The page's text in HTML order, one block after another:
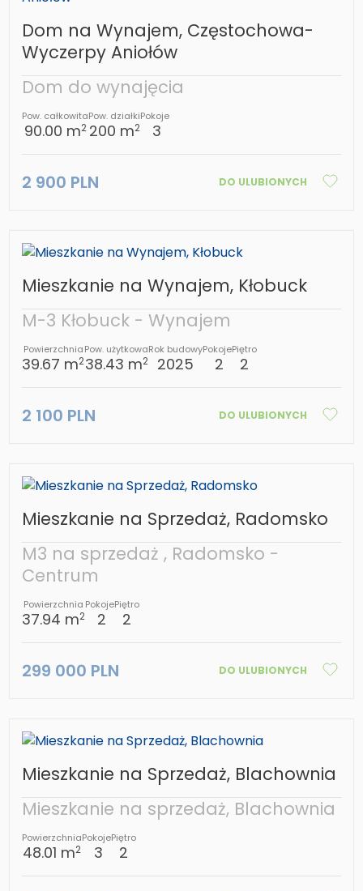
Dom na Wynajem, Częstochowa-
Wyczerpy Aniołów
Dom do wynajęcia
Pow. całkowita
90.00 m2
Pow. działki
200 m2
Pokoje
3
2 900 PLN DO ULUBIONYCH
Mieszkanie na Wynajem, Kłobuck
M-3 Kłobuck - Wynajem
Powierzchnia
39.67 m2
Pow. użytkowa
38.43 m2
Rok budowy
2025
Pokoje
2
Piętro
2
2 100 PLN DO ULUBIONYCH
Mieszkanie na Sprzedaż, Radomsko
M3 na sprzedaż , Radomsko -
Centrum
Powierzchnia
37.94 m2
Pokoje
2
Piętro
2
299 000 PLN DO ULUBIONYCH
Mieszkanie na Sprzedaż, Blachownia
Mieszkanie na sprzedaż, Blachownia
Powierzchnia
48.01 m2
Pokoje
3
Piętro
2